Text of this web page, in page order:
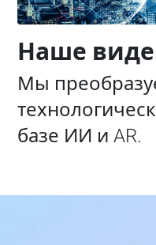
Наше
Мы
базе ИИ и AR.